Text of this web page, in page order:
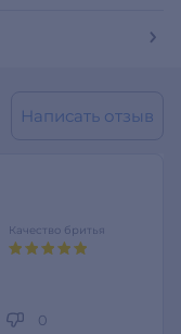
Написать отзыв
Качество бритья
0